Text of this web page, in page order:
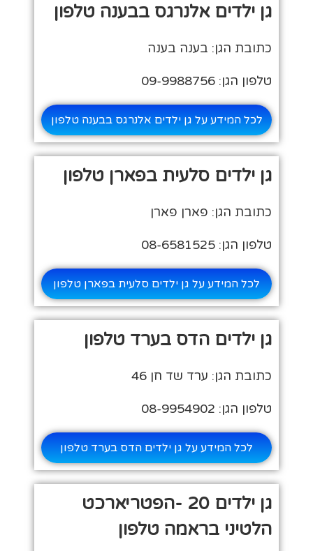
גן ילדים אלנרגס בבענה טלפון
כתובת הגן: בענה בענה
טלפון הגן: 09-9988756
לכל המידע על גן ילדים אלנרגס בבענה טלפון
גן ילדים סלעית בפארן טלפון
כתובת הגן: פארן פארן
טלפון הגן: 08-6581525
לכל המידע על גן ילדים סלעית בפארן טלפון
גן ילדים הדס בערד טלפון
כתובת הגן: ערד שד חן 46
טלפון הגן: 08-9954902
לכל המידע על גן ילדים הדס בערד טלפון
גן ילדים 20 -הפטריארכט
הלטיני בראמה טלפון